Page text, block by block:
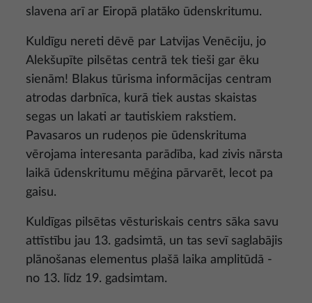
slavena arī ar Eiropā platāko ūdenskritumu.
Kuldīgu nereti dēvē par Latvijas Venēciju, jo
Alekšupīte pilsētas centrā tek tieši gar ēku
sienām! Blakus tūrisma informācijas centram
atrodas darbnīca, kurā tiek austas skaistas
segas un lakati ar tautiskiem rakstiem.
Pavasaros un rudeņos pie ūdenskrituma
vērojama interesanta parādība, kad zivis nārsta
laikā ūdenskritumu mēģina pārvarēt, lecot pa
gaisu.
Kuldīgas pilsētas vēsturiskais centrs sāka savu
attīstību jau 13. gadsimtā, un tas sevī saglabājis
plānošanas elementus plašā laika amplitūdā -
no 13. līdz 19. gadsimtam.